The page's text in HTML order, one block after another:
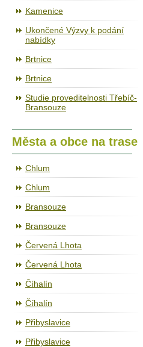
Kamenice
Ukončené Výzvy k podání
nabídky
Brtnice
Brtnice
Studie proveditelnosti Třebíč-
Bransouze
Města a obce na trase
Chlum
Chlum
Bransouze
Bransouze
Červená Lhota
Červená Lhota
Číhalín
Číhalín
Přibyslavice
Přibyslavice